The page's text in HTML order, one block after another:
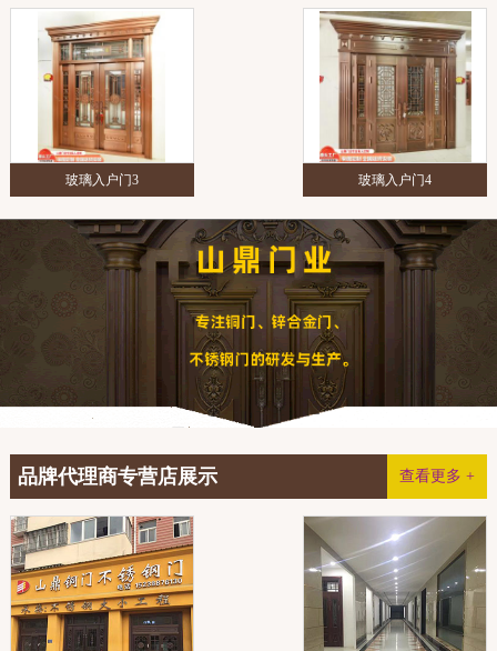
玻璃入户门3 玻璃入户门4
查看更多 +
品牌代理商专营店展示